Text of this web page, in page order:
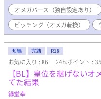
オメガバース（独自設定あり）
ビッチング（オメガ転換）
短編 完結 R18
お気に入り : 86 24h.ポイント : 35
【BL】皇位を継げない
てた結果
縁堂幸